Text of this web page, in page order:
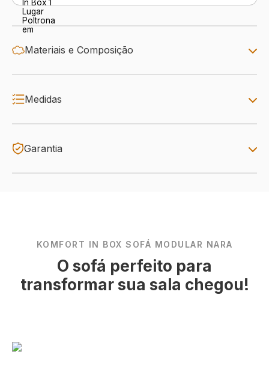
Materiais e Composição
Medidas
Garantia
KOMFORT IN BOX SOFÁ MODULAR NARA
O sofá perfeito para
transformar sua sala chegou!